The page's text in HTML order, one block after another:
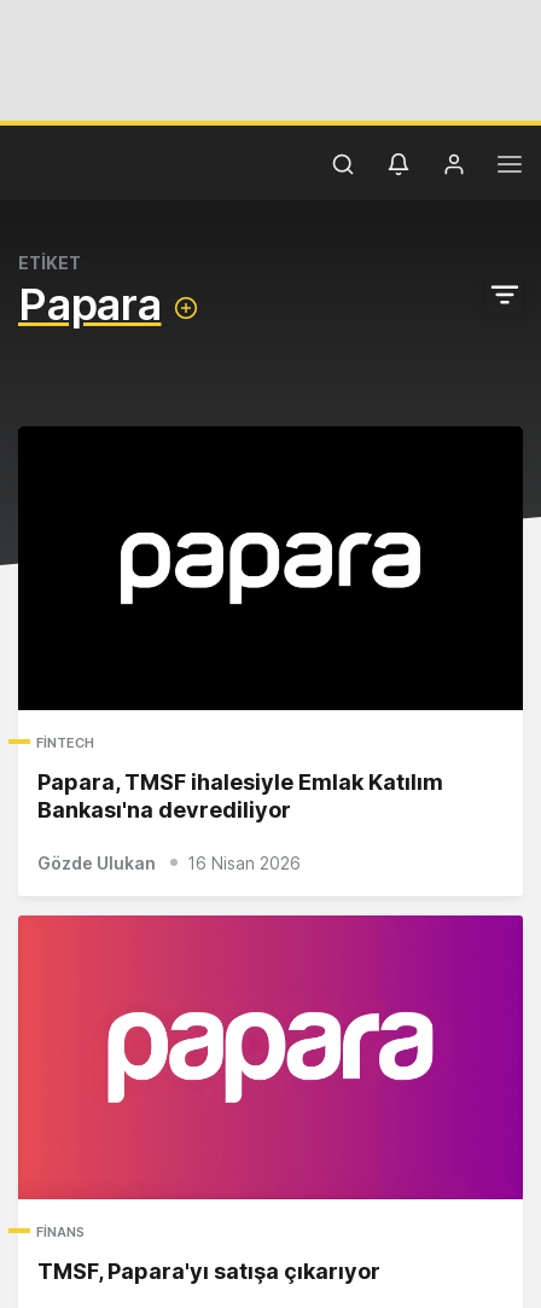
ETİKET
Papara
FINTECH
Papara, TMSF ihalesiyle Emlak Katılım
Bankası'na devrediliyor
Gözde Ulukan 16 Nisan 2026
FINANS
TMSF, Papara'yı satışa çıkarıyor